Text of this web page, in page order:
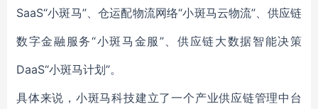
SaaS“小斑马”、仓运配物流网络“小斑马云物流”、供应链
数字金融服务“小斑马金服”、供应链大数据智能决策
DaaS“小斑马计划”。
具体来说，小斑马科技建立了一个产业供应链管理中台